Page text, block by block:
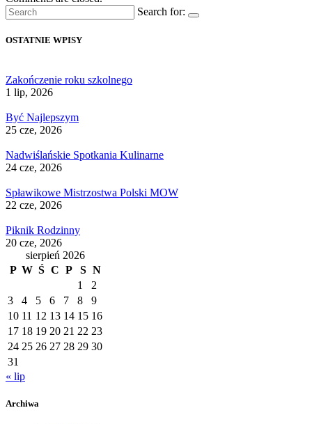
Search for:
OSTATNIE WPISY
Zakończenie roku szkolnego
1 lip, 2026
Być Najlepszym
25 cze, 2026
Nadwiślańskie Spotkania Kulinarne
24 cze, 2026
Spławikowe Mistrzostwa Polski MOW
22 cze, 2026
Piknik Rodzinny
20 cze, 2026
sierpień 2026
P W Ś C P S N
1
2
3
4 5 6 7 8
9
10 11 12 13 14 15 16
17 18 19 20 21 22 23
24 25 26 27 28 29 30
31
« lip
Archiwa